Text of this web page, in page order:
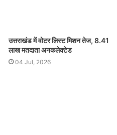
उत्तराखंड में वोटर लिस्ट मिशन तेज, 8.41
लाख मतदाता अनकलेक्टेड
04 Jul, 2026